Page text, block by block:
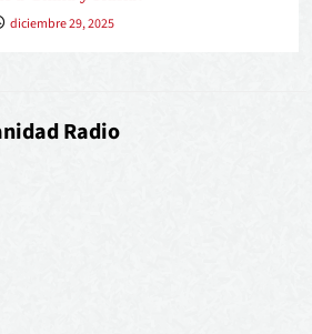
diciembre 29, 2025
Radio